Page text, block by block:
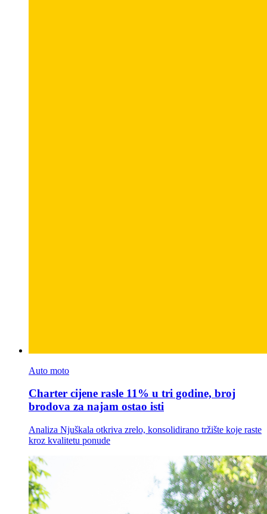
Auto moto
Charter cijene rasle 11% u tri godine, broj
brodova za najam ostao isti
Analiza Njuškala otkriva zrelo, konsolidirano tržište koje raste
kroz kvalitetu ponude